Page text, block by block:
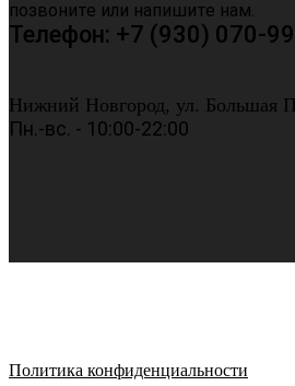
позвоните или напишите нам.
Телефон: +7 (930) 070-
Нижний Новгород, ул. Большая
Пн.-вс. - 10:00-22:00
Политика конфиденциальности